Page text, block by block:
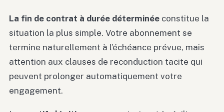
La fin de contrat à durée déterminée constitue la
situation la plus simple. Votre abonnement se
termine naturellement à l’échéance prévue, mais
attention aux clauses de reconduction tacite qui
peuvent prolonger automatiquement votre
engagement.